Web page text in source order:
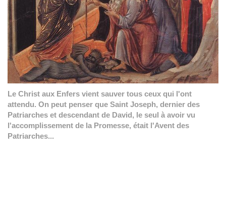
Le Christ aux Enfers vient sauver tous ceux qui l'ont
attendu. On peut penser que Saint Joseph, dernier des
Patriarches et descendant de David, le seul à avoir vu
l'accomplissement de la Promesse, était l'Avent des
Patriarches...